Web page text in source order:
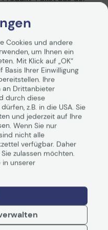
sowie ein
von echten
der Boxengasse
Cookies und andere
um Ihnen ein
Mit Klick auf „OK“
Basis Ihrer Einwilligung
Ihre
an Drittanbieter
durch diese
z.B. in die USA. Sie
und jederzeit auf Ihre
Wenn Sie nur
nicht alle
verfügbar. Daher
zulassen möchten.
in unserer